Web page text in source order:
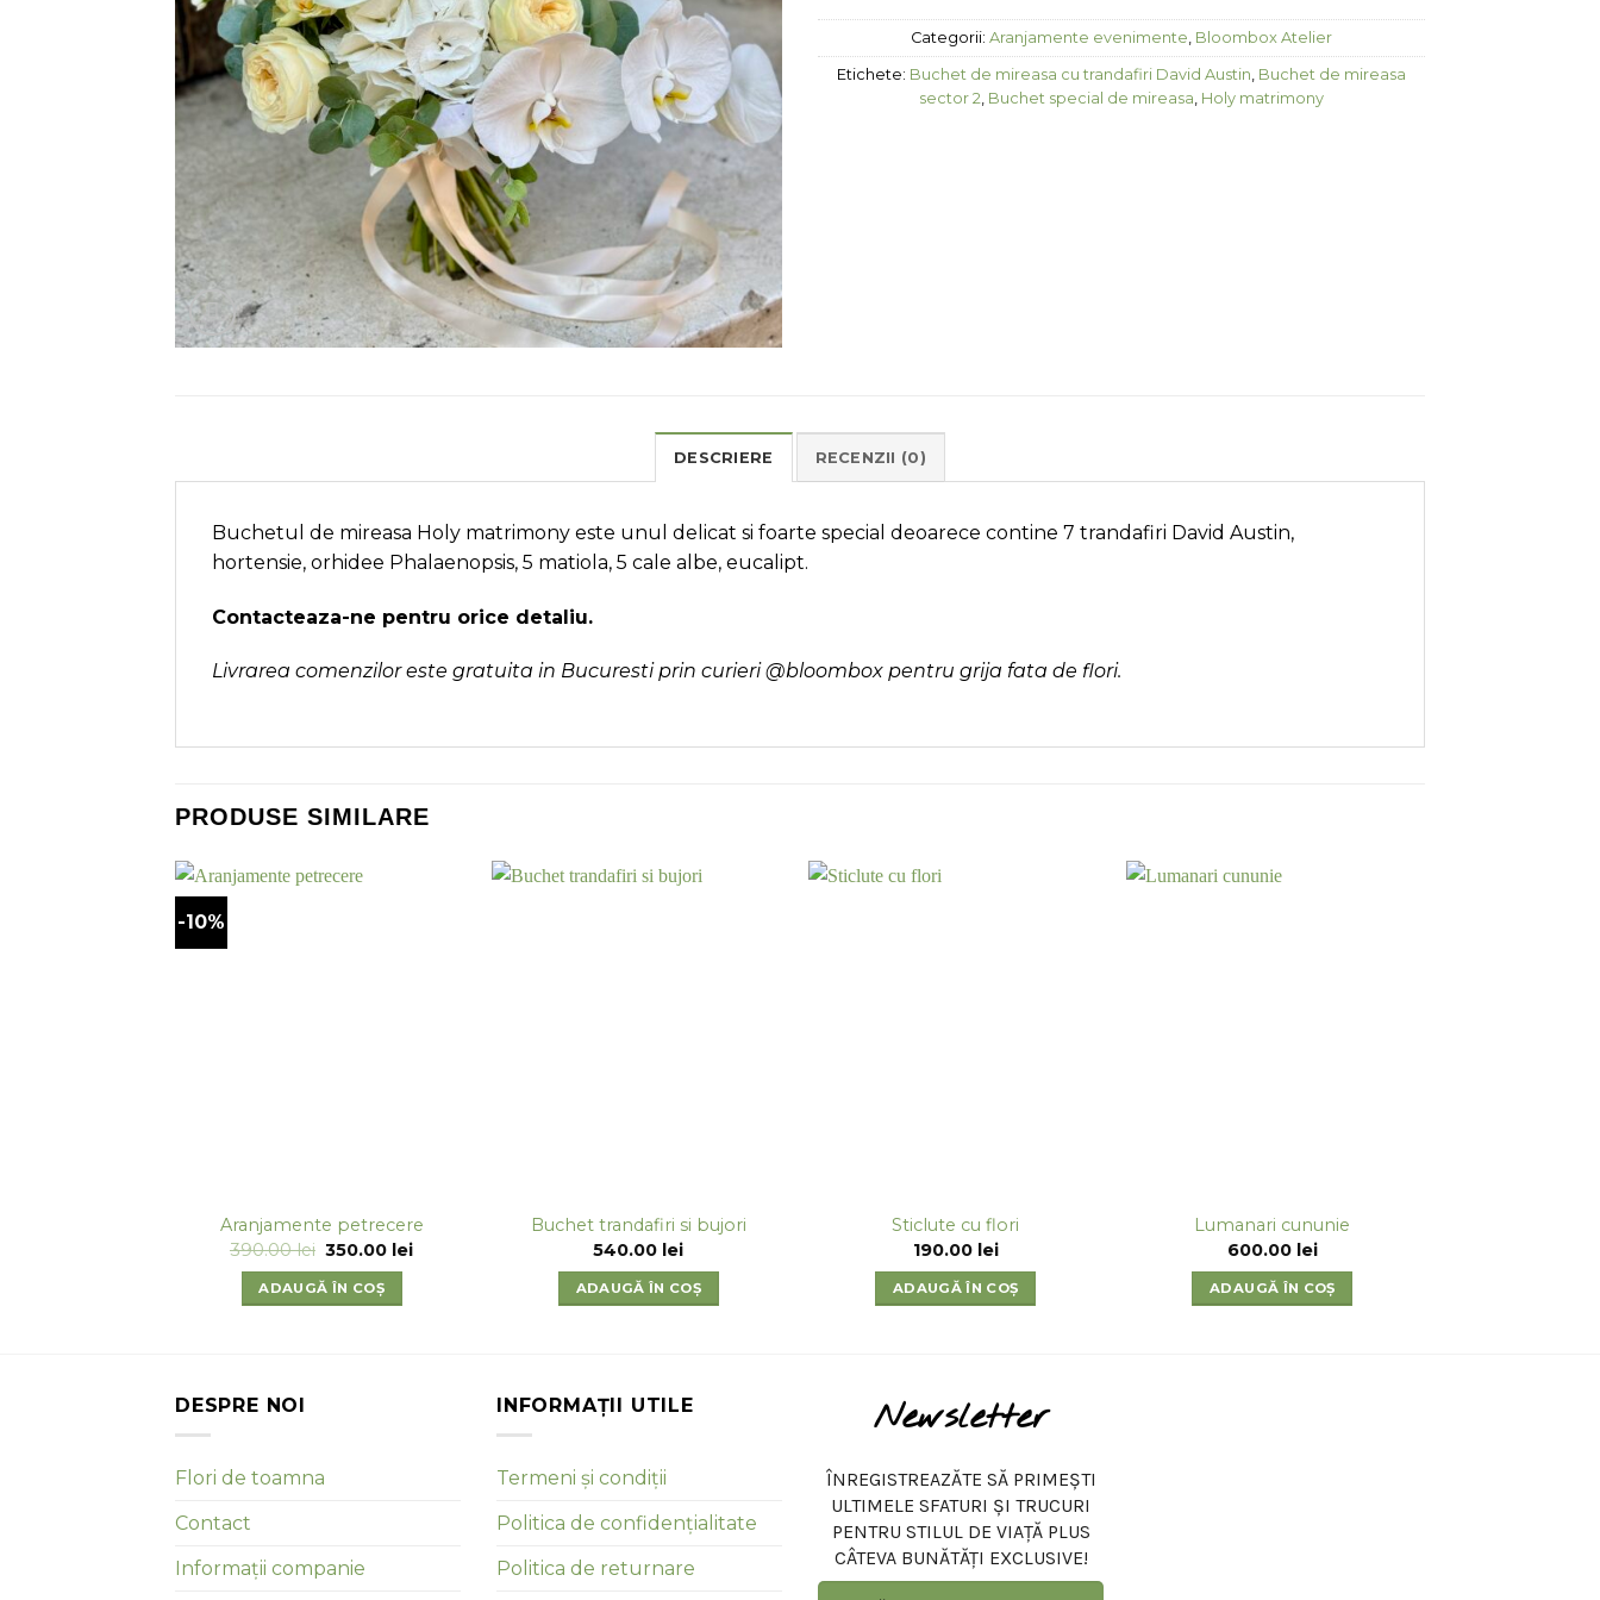
Categorii: Aranjamente evenimente Bloombox Atelier
Etichete: Buchet de mireasa cu trandafiri David Austin Buchet de mireasa
sector 2 Buchet special de mireasa Holy matrimony
DESCRIERE RECENZII (0)
Buchetul de mireasa Holy matrimony este unul delicat si foarte special deoarece contine 7 trandafiri David Austin,
hortensie, orhidee Phalaenopsis, 5 matiola, 5 cale albe, eucalipt.
Contacteaza-ne pentru orice detaliu.
Livrarea comenzilor este gratuita in Bucuresti prin curieri @bloombox pentru grija fata de flori.
PRODUSE SIMILARE
-10%
Aranjamente petrecere
390.00lei Prețul
a
fost:
350.00 leiPrețul
ADAUGĂ ÎN COȘ
Buchet trandafiri si bujori
540.00 lei
ADAUGĂ ÎN COȘ
Sticlute cu flori
190.00 lei
ADAUGĂ ÎN COȘ
Lumanari cununie
600.00 lei
ADAUGĂ ÎN COȘ
DESPRE NOI
Flori de toamna
Contact
Informații companie
INFORMAȚII UTILE
Termeni și condiții
Politica de confidențialitate
Politica de returnare
Newsletter
ÎNREGISTREAZĂTE SĂ PRIMEȘTI
ULTIMELE SFATURI ȘI TRUCURI
PENTRU STILUL DE VIAȚĂ PLUS
CÂTEVA BUNĂTĂȚI EXCLUSIVE!